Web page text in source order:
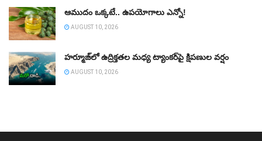
ఆముదం ఒక్కటే.. ఉపయోగాలు ఎన్నో!
AUGUST 10, 2026
హర్మూజ్‌లో ఉద్రిక్తతల మధ్య ట్యాంకర్‌పై క్షిపణుల వర్షం
AUGUST 10, 2026